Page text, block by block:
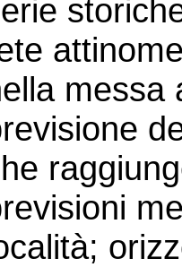
messa